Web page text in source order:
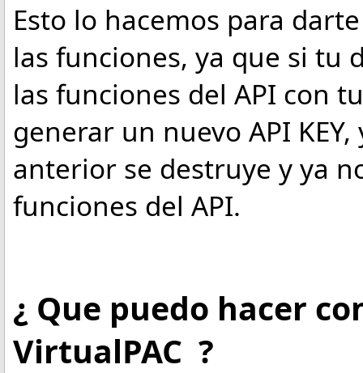
Esto lo hacemos para
las funciones, ya que si tu
las funciones del API con
generar un nuevo API
anterior se destruye y ya
funciones del API.
¿ Que puedo hacer
VirtualPAC ?